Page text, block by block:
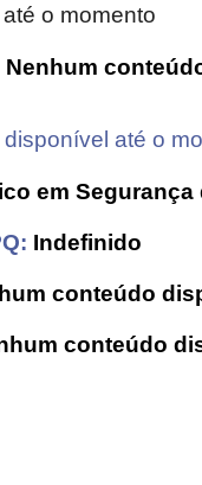
o momento
Nenhum
até o
em Segurança
Indefinido
conteúdo
conteúdo